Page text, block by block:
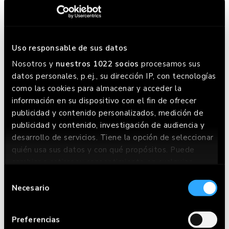
Uso responsable de sus datos
Nosotros y nuestros 1022 socios procesamos sus
datos personales, p.ej., su dirección IP, con tecnologías
como las cookies para almacenar y acceder la
información en su dispositivo con el fin de ofrecer
publicidad y contenido personalizados, medición de
publicidad y contenido, investigación de audiencia y
desarrollo de servicios. Tiene la opción de seleccionar
quién usa sus datos y con qué propósitos. Puede
en el Menú de consentimiento.
Recopilar información sobre su ubicación
deNecesario
Preferencias
VANILLA ICE CREAM